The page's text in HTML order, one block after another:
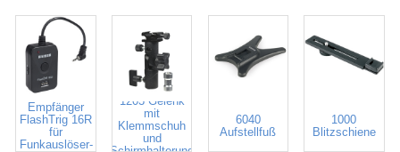
7017 Zusatz-
Empfänger
FlashTrig 16R
für
Funkauslöser-
1203 Gelenk
mit
Klemmschuh
und
6040
Aufstellfuß
1000
Blitzschiene